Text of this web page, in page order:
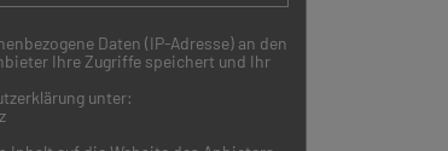
Daten (IP-Adresse) an den
Ihre Zugriffe speichert und Ihr
unter: